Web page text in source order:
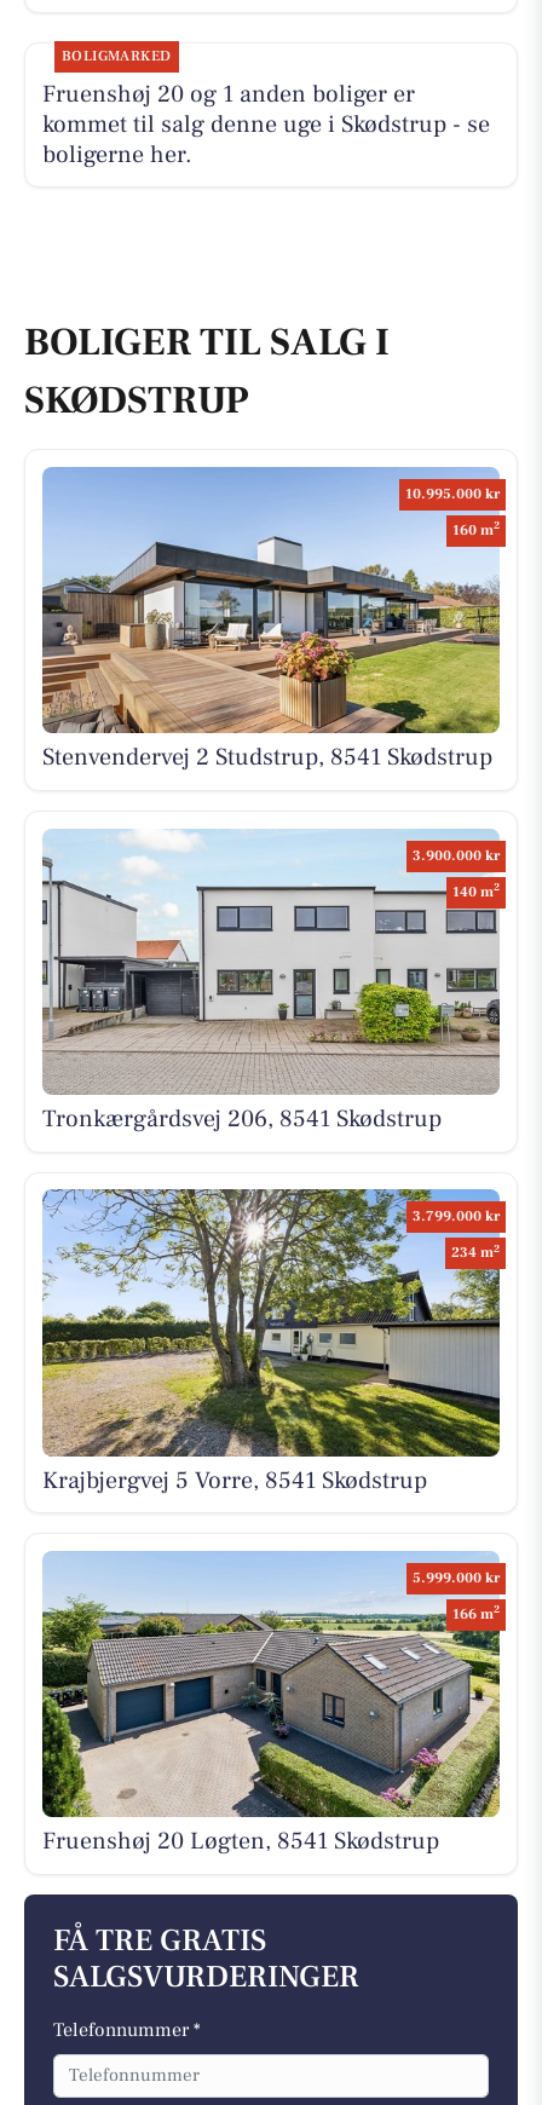
BOLIGMARKED
Fruenshøj 20 og 1 anden boliger er
kommet til salg denne uge i Skødstrup - se
boligerne her.
BOLIGER TIL SALG I
SKØDSTRUP
10.995.000 kr
160 m2
Stenvendervej 2 Studstrup, 8541 Skødstrup
3.900.000 kr
140 m2
Tronkærgårdsvej 206, 8541 Skødstrup
3.799.000 kr
234 m2
Krajbjergvej 5 Vorre, 8541 Skødstrup
5.999.000 kr
166 m2
Fruenshøj 20 Løgten, 8541 Skødstrup
FÅ TRE GRATIS
SALGSVURDERINGER
Telefonnummer *